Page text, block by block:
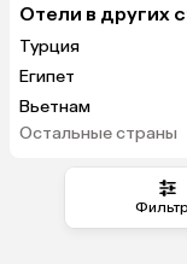
Отели в других
Турция
Египет
Вьетнам
Тунис
Индонезия
Маврикий
Остальные страны